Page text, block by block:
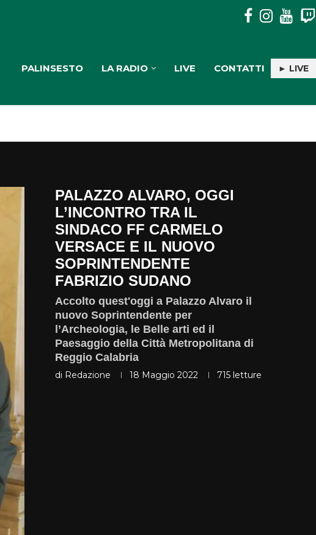
PULISERVICE: INGAGGIATA RACHELE PIOLI
PALINSESTO LA RADIO LIVE CONTATTI ► LIVE
PALAZZO ALVARO, OGGI
L’INCONTRO TRA IL
SINDACO FF CARMELO
VERSACE E IL NUOVO
SOPRINTENDENTE
FABRIZIO SUDANO
Accolto quest'oggi a Palazzo Alvaro il
nuovo Soprintendente per
l’Archeologia, le Belle arti ed il
Paesaggio della Città Metropolitana di
Reggio Calabria
di Redazione 18 Maggio 2022 715 letture